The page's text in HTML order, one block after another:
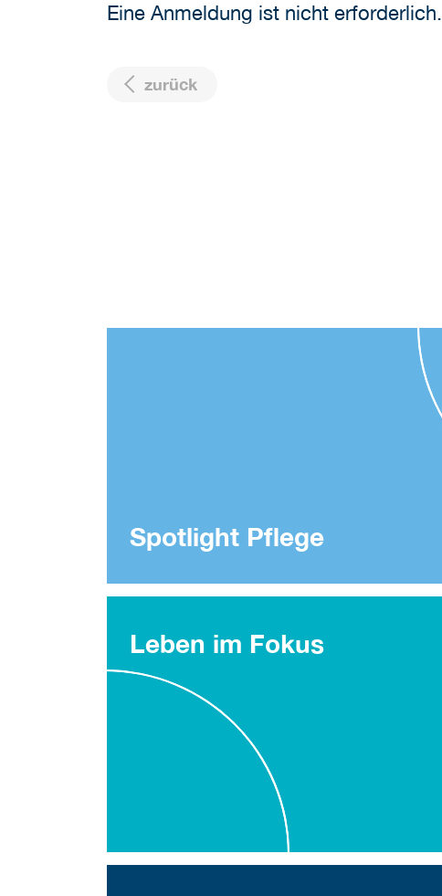
Eine Anmeldung ist nicht erforderlich.
zurück
Spotlight Pflege
Leben im Fokus